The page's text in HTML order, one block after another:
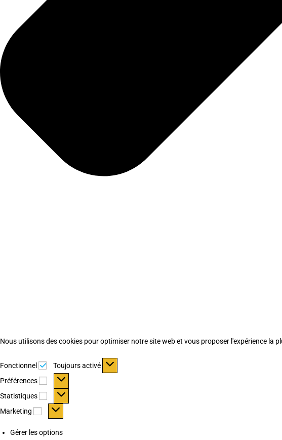
Nous utilisons des cookies pour optimiser notre site web et vous proposer l'expérience la
Fonctionnel Fonctionnel
Toujours activé
Préférences
Préférences
Statistiques Statistiques
Marketing Marketing
Gérer les options